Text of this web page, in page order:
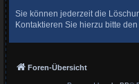
Sie können jederzeit die
Kontaktieren Sie hierzu bitte den
Foren-Übersicht